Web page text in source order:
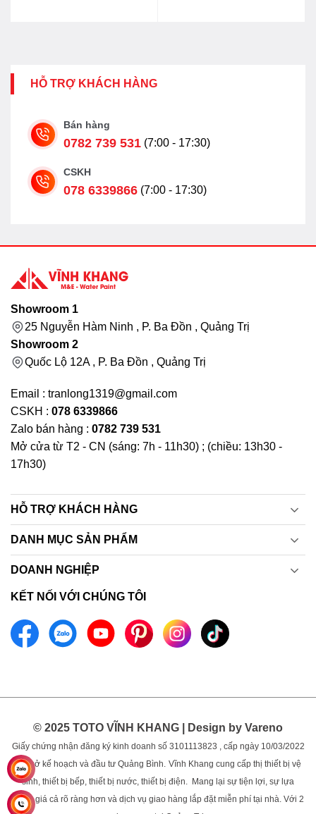
HỖ TRỢ KHÁCH HÀNG
Bán hàng
0782 739 531 (7:00 - 17:30)
CSKH
078 6339866 (7:00 - 17:30)
Showroom 1
25 Nguyễn Hàm Ninh , P. Ba Đồn , Quảng Trị
Showroom 2
Quốc Lộ 12A , P. Ba Đồn , Quảng Trị
Email : tranlong1319@gmail.com
CSKH : 078 6339866
Zalo bán hàng : 0782 739 531
Mở cửa từ T2 - CN (sáng: 7h - 11h30) ; (chiều: 13h30 -
17h30)
HỖ TRỢ KHÁCH HÀNG
DANH MỤC SẢN PHẨM
DOANH NGHIỆP
KẾT NỐI VỚI CHÚNG TÔI
© 2025 TOTO VĨNH KHANG | Design by Vareno
Giấy chứng nhận đăng ký kinh doanh số 3101113823 , cấp ngày 10/03/2022
bởi sở kế hoạch và đầu tư Quảng Bình. Vĩnh Khang cung cấp thị thiết bị vệ
sinh, thiết bị bếp, thiết bị nước, thiết bị điện. Mang lại sự tiện lợi, sự lựa
chọn, giá cả rõ ràng hơn và dịch vụ giao hàng lắp đặt miễn phí tại nhà. Với 2